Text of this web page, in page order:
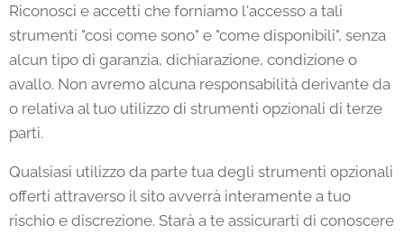
Riconosci e accetti che forniamo l'accesso a tali
strumenti "così come sono" e "come disponibili", senza
alcun tipo di garanzia, dichiarazione, condizione o
avallo. Non avremo alcuna responsabilità derivante da
o relativa al tuo utilizzo di strumenti opzionali di terze
parti.
Qualsiasi utilizzo da parte tua degli strumenti opzionali
offerti attraverso il sito avverrà interamente a tuo
rischio e discrezione. Starà a te assicurarti di conoscere